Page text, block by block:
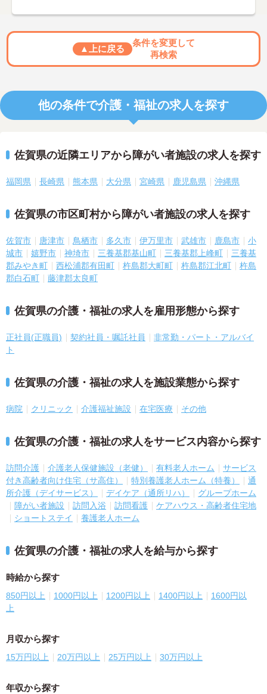
▲上に戻る
条件を変更して
再検索
他の条件で介護・福祉の求人を探す
佐賀県の近隣エリアから障がい者施設の求人を探す
福岡県 長崎県 熊本県 大分県 宮崎県 鹿児島県 沖縄県
佐賀県の市区町村から障がい者施設の求人を探す
佐賀市 唐津市 鳥栖市 多久市 伊万里市 武雄市 鹿島市
小
城市
嬉野市 神埼市 三養基郡基山町 三養基郡上峰町
三養基
郡みやき町
西松浦郡有田町 杵島郡大町町 杵島郡江北町
杵島
郡白石町
藤津郡太良町
佐賀県の介護・福祉の求人を雇用形態から探す
正社員(正職員) 契約社員・嘱託社員
非常勤・パート・アルバイ
ト
佐賀県の介護・福祉の求人を施設業態から探す
病院 クリニック 介護福祉施設 在宅医療 その他
佐賀県の介護・福祉の求人をサービス内容から探す
訪問介護 介護老人保健施設（老健） 有料老人ホーム
サービス
付き高齢者向け住宅（サ高住）
特別養護老人ホーム（特養）
通
所介護（デイサービス）
デイケア（通所リハ）
グループホーム
障がい者施設
訪問入浴 訪問看護
ケアハウス・高齢者住宅地
ショートステイ
養護老人ホーム
佐賀県の介護・福祉の求人を給与から探す
時給から探す
850円以上 1000円以上 1200円以上 1400円以上
1600円以
上
月収から探す
15万円以上 20万円以上 25万円以上 30万円以上
年収から探す